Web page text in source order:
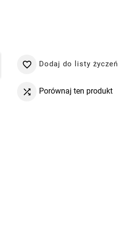
 Dodaj do listy życzeń
 Porównaj ten produkt